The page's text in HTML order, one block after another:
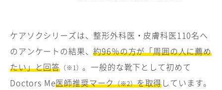
ケアソクシリーズは、整形外科医・皮膚科医110名へ
のアンケートの結果、約96％の方が「周囲の人に薦め
たい」と回答 （※1）。一般的な靴下として初めて
Doctors Me医師推奨マーク（※2）を取得しています。